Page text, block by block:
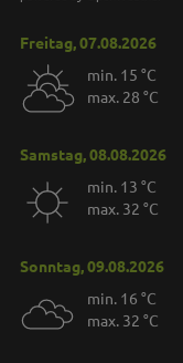
Freitag, 07.08.2026
min. 15 °C
max. 28 °C
Samstag, 08.08.2026
min. 13 °C
max. 32 °C
Sonntag, 09.08.2026
min. 16 °C
max. 32 °C